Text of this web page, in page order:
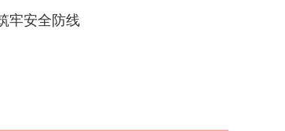
富足 产业有路 生活幸福
牢安全防线